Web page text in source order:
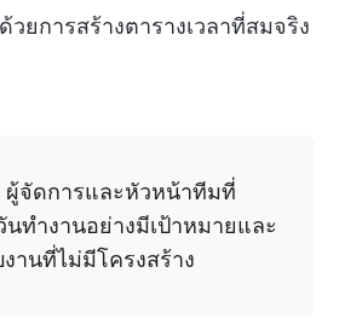
ยการสร้างตารางเวลาที่สมจริง
ผู้จัดการและหัวหน้าทีมที่
ทำงานอย่างมีเป้าหมายและ
านที่ไม่มีโครงสร้าง